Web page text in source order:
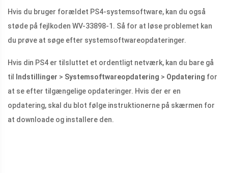
Hvis du bruger forældet PS4-systemsoftware, kan du også
støde på fejlkoden WV-33898-1. Så for at løse problemet kan
du prøve at søge efter systemsoftwareopdateringer.
Hvis din PS4 er tilsluttet et ordentligt netværk, kan du bare gå
til
Indstillinger > Systemsoftwareopdatering > Opdatering for
at se efter tilgængelige opdateringer. Hvis der er en
opdatering, skal du blot følge instruktionerne på skærmen for
at downloade og installere den.